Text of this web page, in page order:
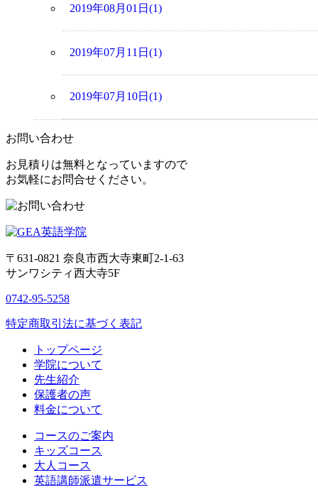
2019年08月01日(1)
2019年07月11日(1)
2019年07月10日(1)
お問い合わせ
お見積りは無料となっていますので
お気軽にお問合せください。
〒631-0821 奈良市西大寺東町2-1-63
サンワシティ西大寺5F
0742-95-5258
特定商取引法に基づく表記
トップページ
学院について
先生紹介
保護者の声
料金について
コースのご案内
キッズコース
大人コース
英語講師派遣サービス